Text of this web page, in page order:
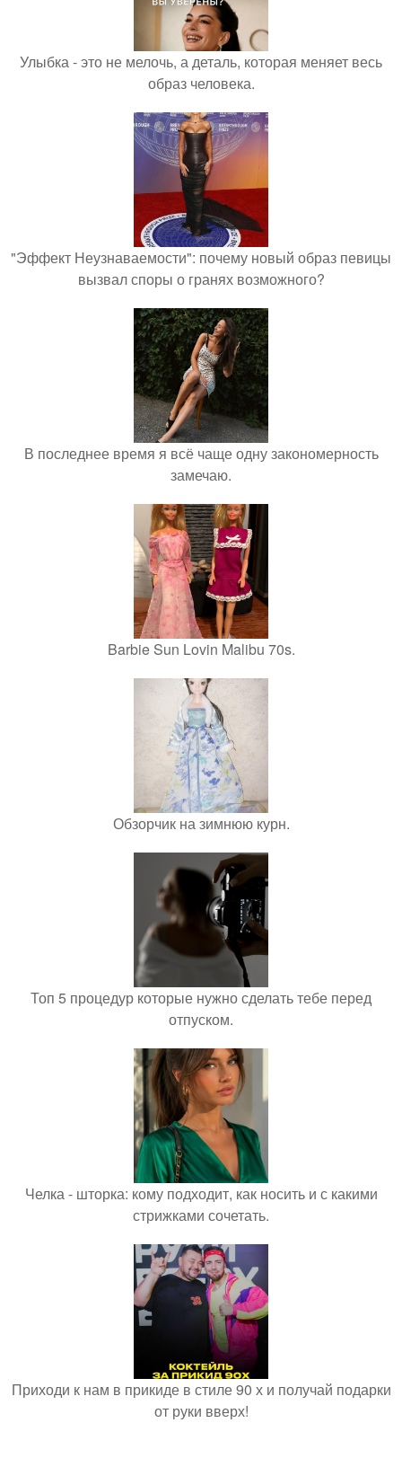
Улыбка - это не мелочь, а деталь, которая меняет весь
образ человека.
"Эффект Неузнаваемости": почему новый образ певицы
вызвал споры о гранях возможного?
В последнее время я всё чаще одну закономерность
замечаю.
Barbie Sun Lovin Malibu 70s.
Обзорчик на зимнюю курн.
Топ 5 процедур которые нужно сделать тебе перед
отпуском.
Челка - шторка: кому подходит, как носить и с какими
стрижками сочетать.
Приходи к нам в прикиде в стиле 90 х и получай подарки
от руки вверх!